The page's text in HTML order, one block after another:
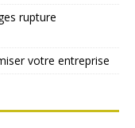
rupture
votre entreprise